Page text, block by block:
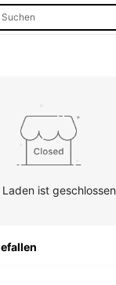
Laden ist geschlossen